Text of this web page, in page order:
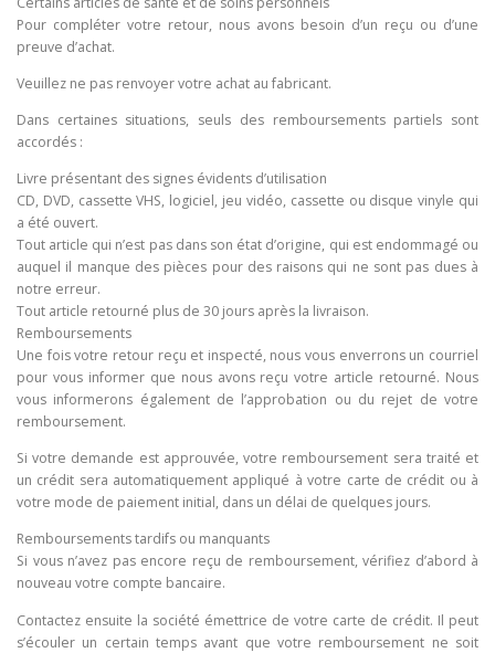
Pour compléter votre retour, nous avons besoin d’un reçu ou d’une
preuve d’achat.
Veuillez ne pas renvoyer votre achat au fabricant.
Dans certaines situations, seuls des remboursements partiels sont
accordés :
Livre présentant des signes évidents d’utilisation
CD, DVD, cassette VHS, logiciel, jeu vidéo, cassette ou disque vinyle qui
a été ouvert.
Tout article qui n’est pas dans son état d’origine, qui est endommagé ou
auquel il manque des pièces pour des raisons qui ne sont pas dues à
notre erreur.
Tout article retourné plus de 30 jours après la livraison.
Remboursements
Une fois votre retour reçu et inspecté, nous vous enverrons un courriel
pour vous informer que nous avons reçu votre article retourné. Nous
vous informerons également de l’approbation ou du rejet de votre
remboursement.
Si votre demande est approuvée, votre remboursement sera traité et
un crédit sera automatiquement appliqué à votre carte de crédit ou à
votre mode de paiement initial, dans un délai de quelques jours.
Remboursements tardifs ou manquants
Si vous n’avez pas encore reçu de remboursement, vérifiez d’abord à
nouveau votre compte bancaire.
Contactez ensuite la société émettrice de votre carte de crédit. Il peut
s’écouler un certain temps avant que votre remboursement ne soit